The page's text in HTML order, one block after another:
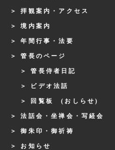
拝観案内・アクセス
境内案内
年間行事・法要
管長のページ
管長侍者日記
ビデオ法話
回覧板 (おしらせ)
法話会・坐禅会・写経会
御朱印・御祈祷
お知らせ